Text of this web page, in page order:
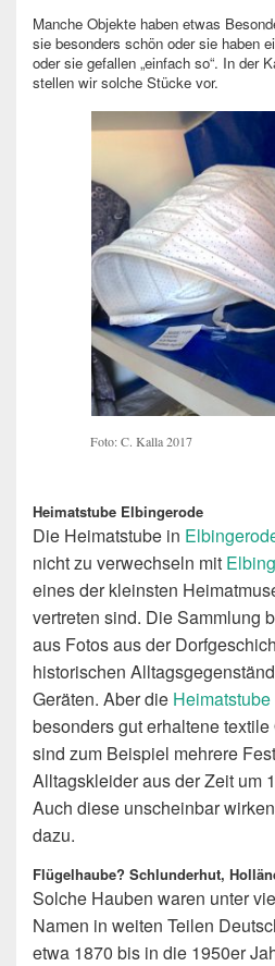
Manche Objekte haben etwas
sie besonders schön oder sie haben
oder sie gefallen „einfach so“. In der
stellen wir solche Stücke vor.
Foto: C. Kalla 2017
Heimatstube Elbingerode
Die Heimatstube in
nicht zu verwechseln mit
eines der kleinsten
vertreten sind. Die Sammlung
aus Fotos aus der
historischen
Geräten. Aber die Heimatstube
besonders gut erhaltene
sind zum Beispiel mehrere
Alltagskleider aus der Zeit um
Auch diese unscheinbar
dazu.
Flügelhaube? Schlunderhut,
Solche Hauben waren unter
Namen in weiten Teilen
etwa 1870 bis in die 1950er